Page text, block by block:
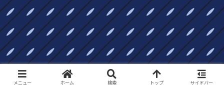
メニュー ホーム 検索 トップ サイドバー